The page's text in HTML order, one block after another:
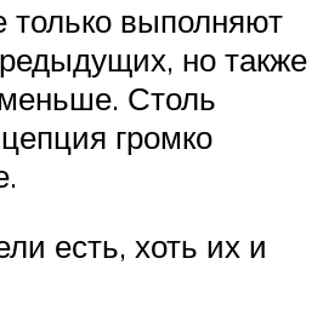
выполняют
но также
Столь
громко
есть, хоть их и